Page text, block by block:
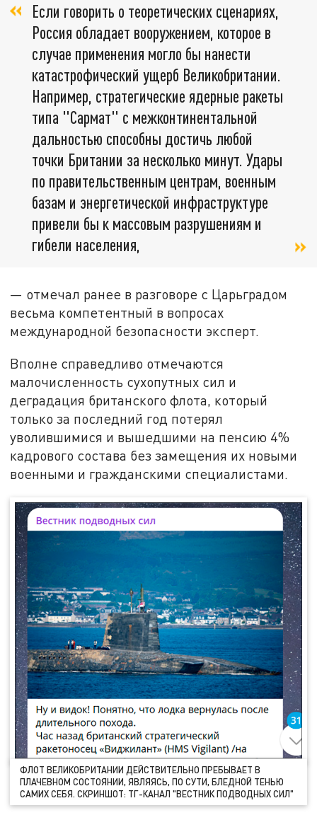
Если говорить о теоретических сценариях,
Россия обладает вооружением, которое в
случае применения могло бы нанести
катастрофический ущерб Великобритании.
Например, стратегические ядерные ракеты
типа "Сармат" с межконтинентальной
дальностью способны достичь любой
точки Британии за несколько минут. Удары
по правительственным центрам, военным
базам и энергетической инфраструктуре
привели бы к массовым разрушениям и
гибели населения,
— отмечал ранее в разговоре с Царьградом
весьма компетентный в вопросах
международной безопасности эксперт.
Вполне справедливо отмечаются
малочисленность сухопутных сил и
деградация британского флота, который
только за последний год потерял
уволившимися и вышедшими на пенсию 4%
кадрового состава без замещения их новыми
военными и гражданскими специалистами.
ФЛОТ ВЕЛИКОБРИТАНИИ ДЕЙСТВИТЕЛЬНО ПРЕБЫВАЕТ В
ПЛАЧЕВНОМ СОСТОЯНИИ, ЯВЛЯЯСЬ, ПО СУТИ, БЛЕДНОЙ ТЕНЬЮ
САМИХ СЕБЯ. СКРИНШОТ: ТГ-КАНАЛ "ВЕСТНИК ПОДВОДНЫХ СИЛ"